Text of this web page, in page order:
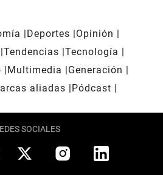
Deportes
Opinión
Tendencias Tecnología
Multimedia
Generación
aliadas
Pódcast
SOCIALES